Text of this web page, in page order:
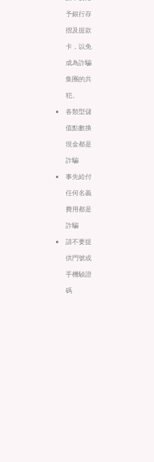
予銀行存
摺及提款
卡，以免
成為詐騙
集團的共
犯。
各類型儲
值點數換
現金都是
詐騙
事先給付
任何名義
費用都是
詐騙
請不要提
供門號或
手機驗證
碼